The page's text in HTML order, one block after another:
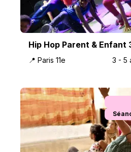
Hip Hop Parent & Enfant
📍 Paris 11e 3 - 5